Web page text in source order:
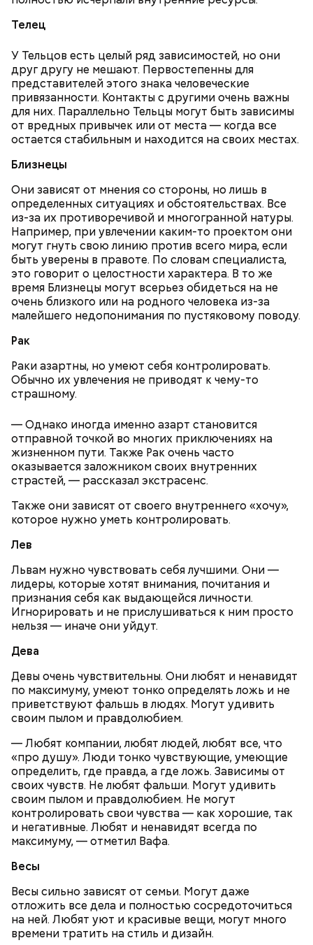
Телец
У Тельцов есть целый ряд зависимостей, но они
друг другу не мешают. Первостепенны для
представителей этого знака человеческие
привязанности. Контакты с другими очень важны
для них. Параллельно Тельцы могут быть зависимы
от вредных привычек или от места — когда все
остается стабильным и находится на своих местах.
Близнецы
Они зависят от мнения со стороны, но лишь в
определенных ситуациях и обстоятельствах. Все
из-за их противоречивой и многогранной натуры.
Например, при увлечении каким-то проектом они
могут гнуть свою линию против всего мира, если
быть уверены в правоте. По словам специалиста,
это говорит о целостности характера. В то же
время Близнецы могут всерьез обидеться на не
очень близкого или на родного человека из-за
малейшего недопонимания по пустяковому поводу.
Рак
Раки азартны, но умеют себя контролировать.
Обычно их увлечения не приводят к чему-то
страшному.
— Однако иногда именно азарт становится
отправной точкой во многих приключениях на
жизненном пути. Также Рак очень часто
оказывается заложником своих внутренних
страстей, — рассказал экстрасенс.
Также они зависят от своего внутреннего «хочу»,
которое нужно уметь контролировать.
Лев
Львам нужно чувствовать себя лучшими. Они —
лидеры, которые хотят внимания, почитания и
признания себя как выдающейся личности.
Игнорировать и не прислушиваться к ним просто
нельзя — иначе они уйдут.
Дева
Девы очень чувствительны. Они любят и ненавидят
по максимуму, умеют тонко определять ложь и не
приветствуют фальшь в людях. Могут удивить
своим пылом и правдолюбием.
— Любят компании, любят людей, любят все, что
«про душу». Люди тонко чувствующие, умеющие
определить, где правда, а где ложь. Зависимы от
своих чувств. Не любят фальши. Могут удивить
своим пылом и правдолюбием. Не могут
контролировать свои чувства — как хорошие, так
и негативные. Любят и ненавидят всегда по
максимуму, — отметил Вафа.
Весы
Весы сильно зависят от семьи. Могут даже
отложить все дела и полностью сосредоточиться
на ней. Любят уют и красивые вещи, могут много
времени тратить на стиль и дизайн.
— Заранее предсказать, как объект себя поведет,
невозможно. Если допустить резкое движение,
поток воздуха может увлечь шар за человеком, и
угаснет, — объяснил Бычков. — Но чаще всего они
не взрываются. Это редкий случай. Обычно энергия
у них кончается и они затухают.
Однако если молния все же взорвется, то это
может привести к тому, что человек получит ожоги
или загорится помещение, предупредил эксперт.
— Бояться шаровых молний не надо, важно
сохранять спокойствие. Обычная молния — это
серьезно, особенно если находитесь в воде, около
высоких зданий и предметов, около деревьев, —
отметил ученый.
молний не редкость и в Москве.
Вернулся Макеев в Киев в ночь с 3 на 4 мая. По его
словам, ему казалось, что он вернулся домой с
фронта с победой.
— Встречался с теми, кто уехал раньше, так как
раньше прибывал на место. Было большое чувство
радости от встречи с однополчанами, — говорит
он.
Макеев ежегодно встречается с коллегами по
ликвидации аварии на Чернобыльской АЭС. По его
словам, «старая дружба не ржавеет». При встречах
ликвидаторы в основном разговаривают о личном,
о том, как дела, что нового произошло за год.
Помози мне грешному и унылому в настоящем сем
житии, умоли Господа Бога даровати ми
оставление всех моих грехов, елико согреших от
юности моея, во всем житии моем, делом, словом,
души моея помози ми окаянному, умоли Господа
Бога, всея твари Содетеля, избавити мя воздушных
мытарств и вечного мучения: да всегда прославляю
Отца и Сына и Святаго Духа, и твое милостивное
Николай-угодник и народный
календарь
молебны святому Николаю, а после этого сообща
накрывали большие столы и начинали веселиться.
«Для кума Никольщина бражку варит, для кумы –
пироги печет»; «На Никольщину зови друга, зови и
ворога — оба будут друзья».
На Николу никому нельзя было грустить —
считалось, что это принесет суровые морозы.
Впрочем, в этот день погода и без того обычно
бывала студеной.